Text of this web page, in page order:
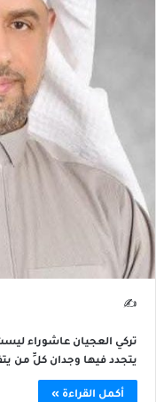
✍
تركي العجيان عاشوراء
يتجدد فيها وجدان كلِّ من
أكمل القراءة »